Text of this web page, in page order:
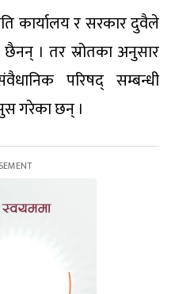
कार्यालय र सरकार दुवैले
। तर स्रोतका अनुसार
परिषद् सम्बन्धी
गरेका छन् ।